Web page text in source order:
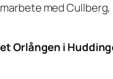
med
Orlången i